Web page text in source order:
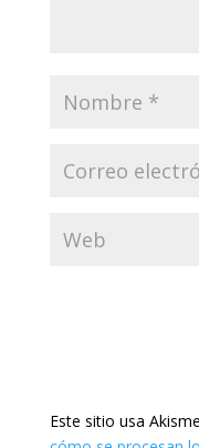
Este sitio usa